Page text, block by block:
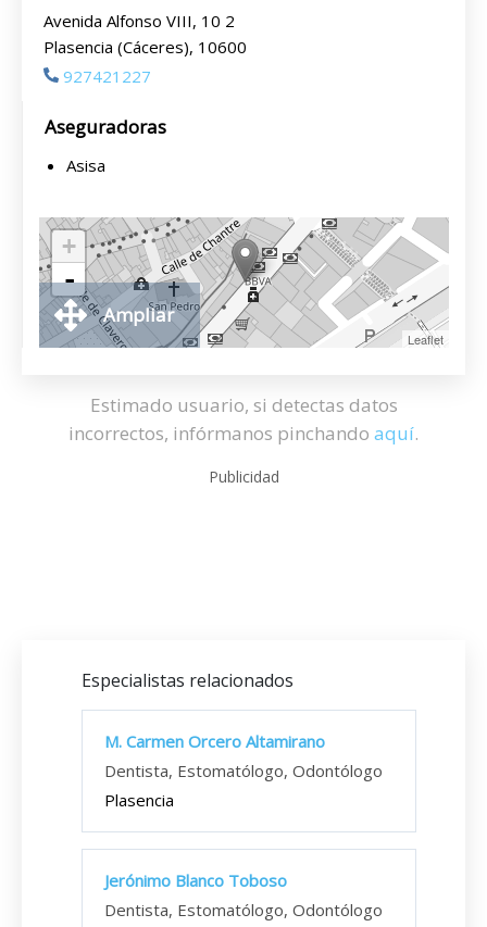
Avenida Alfonso VIII, 10 2
Plasencia (Cáceres), 10600
927421227
Aseguradoras
Asisa
+
-
Leaflet
Ampliar
Estimado usuario, si detectas datos
incorrectos, infórmanos pinchando aquí.
Publicidad
Especialistas relacionados
M. Carmen Orcero Altamirano
Dentista, Estomatólogo, Odontólogo
Plasencia
Jerónimo Blanco Toboso
Dentista, Estomatólogo, Odontólogo